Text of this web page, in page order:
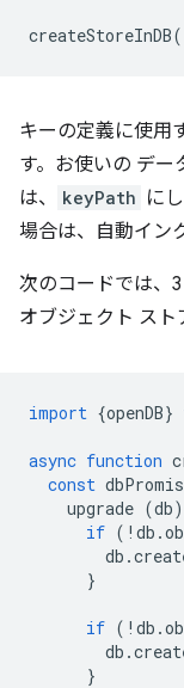
createStoreInDB
キーの定義に使用
す。お使いの デ
は、
keyPath に
場合は、自動イン
次のコードでは、
オブジェクト ス
import {openDB}
async function
const
upgrade (db)
if ( ! db .
db .
}
if ( ! db .
db .
}